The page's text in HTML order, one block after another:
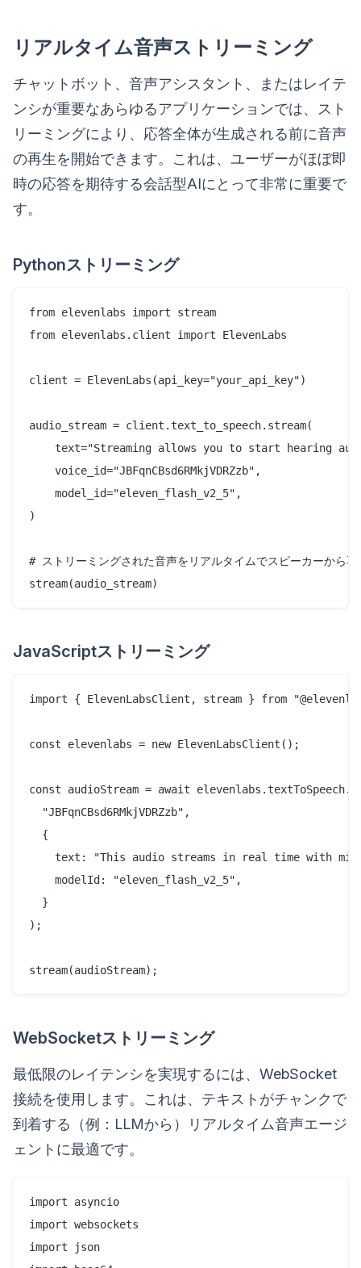
リアルタイム音声ストリーミング
チャットボット、音声アシスタント、またはレイテ
ンシが重要なあらゆるアプリケーションでは、スト
リーミングにより、応答全体が生成される前に音声
の再生を開始できます。これは、ユーザーがほぼ即
時の応答を期待する会話型AIにとって非常に重要で
す。
Pythonストリーミング
from elevenlabs import stream
from elevenlabs.client import ElevenLabs
client = ElevenLabs(api_key="your_api_key")
audio_stream = client.text_to_speech.stream(
text="Streaming allows you to start hearing
    voice_id="JBFqnCBsd6RMkjVDRZzb",
    model_id="eleven_flash_v2_5",
)
# ストリーミングされた音声をリアルタイムでスピーカーから再
JavaScriptストリーミング
import { ElevenLabsClient, stream } from
const elevenlabs = new ElevenLabsClient();
const audioStream = await
  "JBFqnCBsd6RMkjVDRZzb",
  {
text: "This audio streams in real time with
    modelId: "eleven_flash_v2_5",
  }
);
WebSocketストリーミング
最低限のレイテンシを実現するには、WebSocket
接続を使用します。これは、テキストがチャンクで
到着する（例：LLMから）リアルタイム音声エージ
ェントに最適です。
import asyncio
import websockets
import json